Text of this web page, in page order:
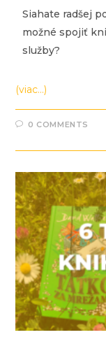
Siahate radšej
možné spojiť
služby?
(viac…)
0 COMMENTS